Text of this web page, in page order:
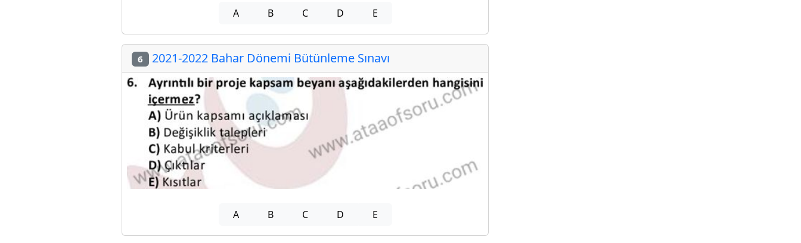
A B C D E
6 2021-2022 Bahar Dönemi Bütünleme Sınavı
A B C D E